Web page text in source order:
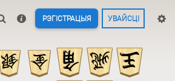
РЭГІСТРАЦЫЯ УВАЙСЦІ